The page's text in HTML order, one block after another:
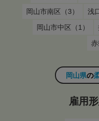
岡山市南区（3）
浅
岡山市中区（1）
赤
岡山県の
雇用